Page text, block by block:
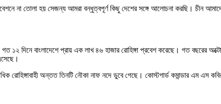
না তোলা হয় সেজন্য আমরা বন্ধুত্বপূর্ণ কিছু দেশের সঙ্গে আলোচনা করছি। চীন
গত ১২ দিনে বাংলাদেশে প্রায় এক লাখ ৪৬ হাজার রোহিঙ্গা প্রবেশ করেছে। গত বছরের
রোহিঙ্গাবাহী অন্তত তিনটি নৌকা নাফ নদে ডুবে গেছে। কোস্টগার্ড কমান্ডার এম এস